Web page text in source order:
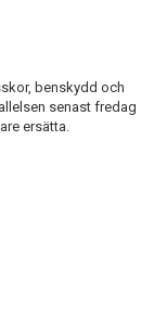
benskydd och
senast fredag
ersätta.